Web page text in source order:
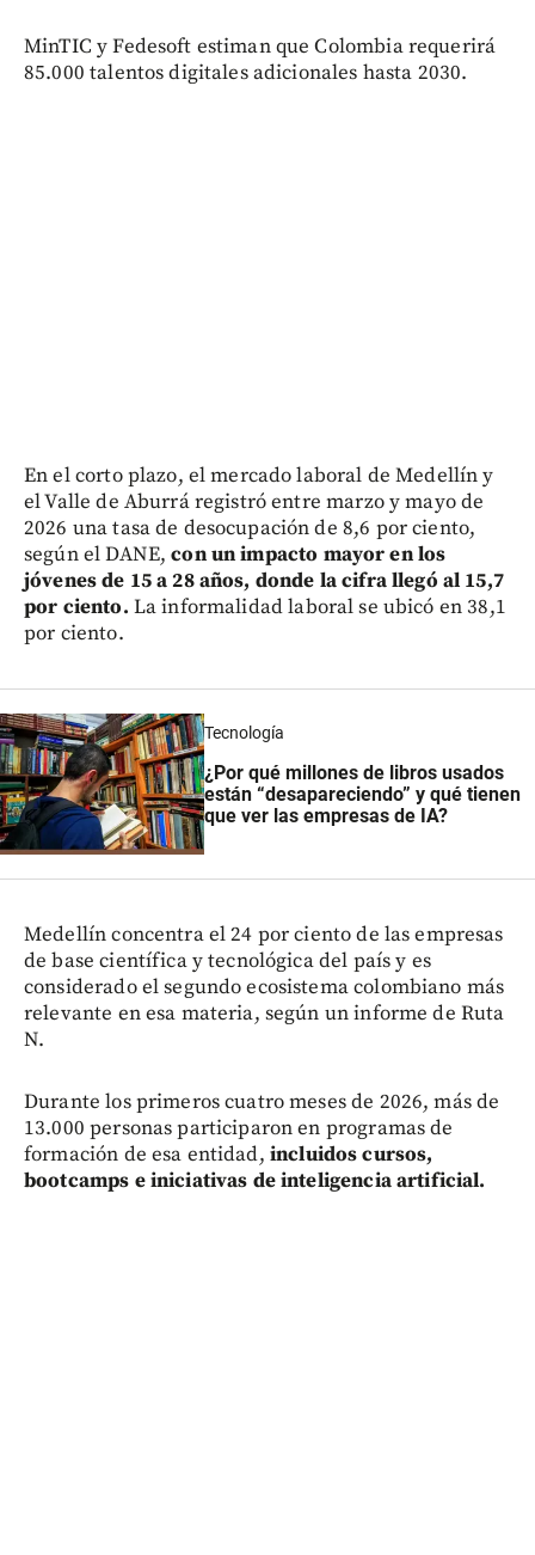
MinTIC y Fedesoft estiman que Colombia requerirá
85.000 talentos digitales adicionales hasta 2030.
En el corto plazo, el mercado laboral de Medellín y
el Valle de Aburrá registró entre marzo y mayo de
2026 una tasa de desocupación de 8,6 por ciento,
según el DANE,con un impacto mayor en los
jóvenes de 15 a 28 años, donde la cifra llegó al 15,7
por ciento. La informalidad laboral se ubicó en 38,1
por ciento.
Tecnología
¿Por qué millones de libros usados
están “desapareciendo” y qué tienen
que ver las empresas de IA?
Medellín concentra el 24 por ciento de las empresas
de base científica y tecnológica del país y es
considerado el segundo ecosistema colombiano más
relevante en esa materia, según un informe de Ruta
N.
Durante los primeros cuatro meses de 2026, más de
13.000 personas participaron en programas de
formación de esa entidad, incluidos cursos,
bootcamps e iniciativas de inteligencia artificial.